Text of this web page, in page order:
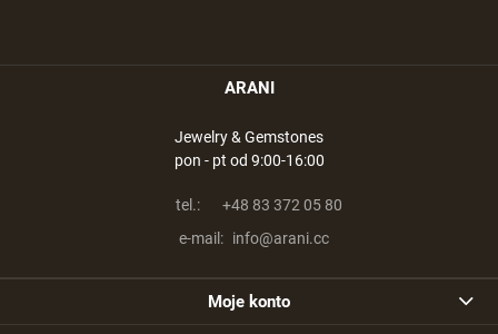
ARANI
Jewelry & Gemstones
pon - pt od 9:00-16:00
tel.:
+48 83 372 05 80
e-mail: info@arani.cc
Moje konto